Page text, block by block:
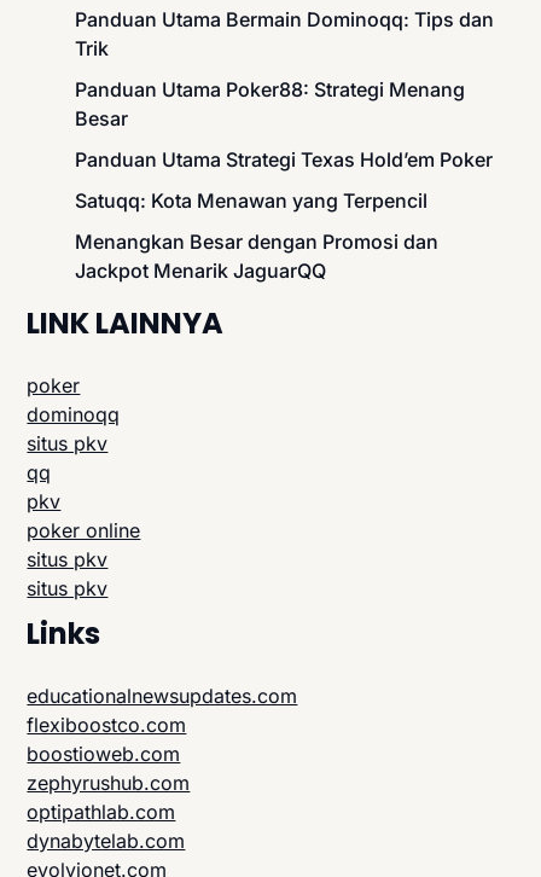
Panduan Utama Bermain Dominoqq: Tips dan
Trik
Panduan Utama Poker88: Strategi Menang
Besar
Panduan Utama Strategi Texas Hold’em Poker
Satuqq: Kota Menawan yang Terpencil
Menangkan Besar dengan Promosi dan
Jackpot Menarik JaguarQQ
LINK LAINNYA
poker
dominoqq
situs pkv
qq
pkv
poker online
situs pkv
situs pkv
Links
educationalnewsupdates.com
flexiboostco.com
boostioweb.com
zephyrushub.com
optipathlab.com
dynabytelab.com
evolvionet.com